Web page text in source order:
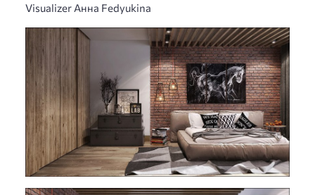
Visualizer Анна Fedyukina